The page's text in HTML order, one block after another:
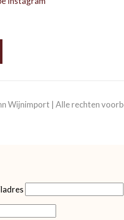
Wijnimport | Alle rechten